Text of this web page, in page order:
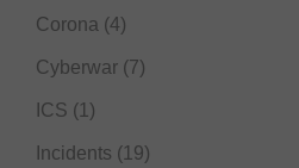
Corona (4)
Cyberwar (7)
ICS (1)
Incidents (19)